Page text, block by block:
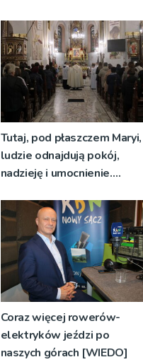
Tutaj, pod płaszczem Maryi,
ludzie odnajdują pokój,
nadzieję i umocnienie.
Bruśniku
Coraz więcej rowerów-
elektryków jeździ po
naszych górach [WIEDO]